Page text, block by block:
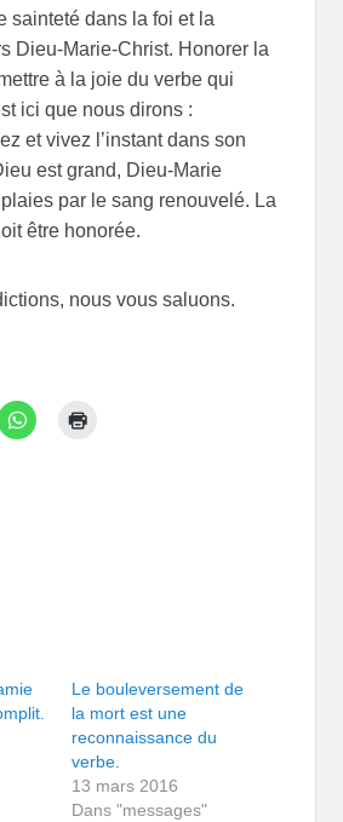
sainteté dans la foi et la
Dieu-Marie-Christ. Honorer la
à la joie du verbe qui
ici que nous dirons :
et vivez l’instant dans son
est grand, Dieu-Marie
par le sang renouvelé. La
être honorée.
nous vous saluons.
Le bouleversement de
la mort est une
reconnaissance du
verbe.
13 mars 2016
Dans "messages"